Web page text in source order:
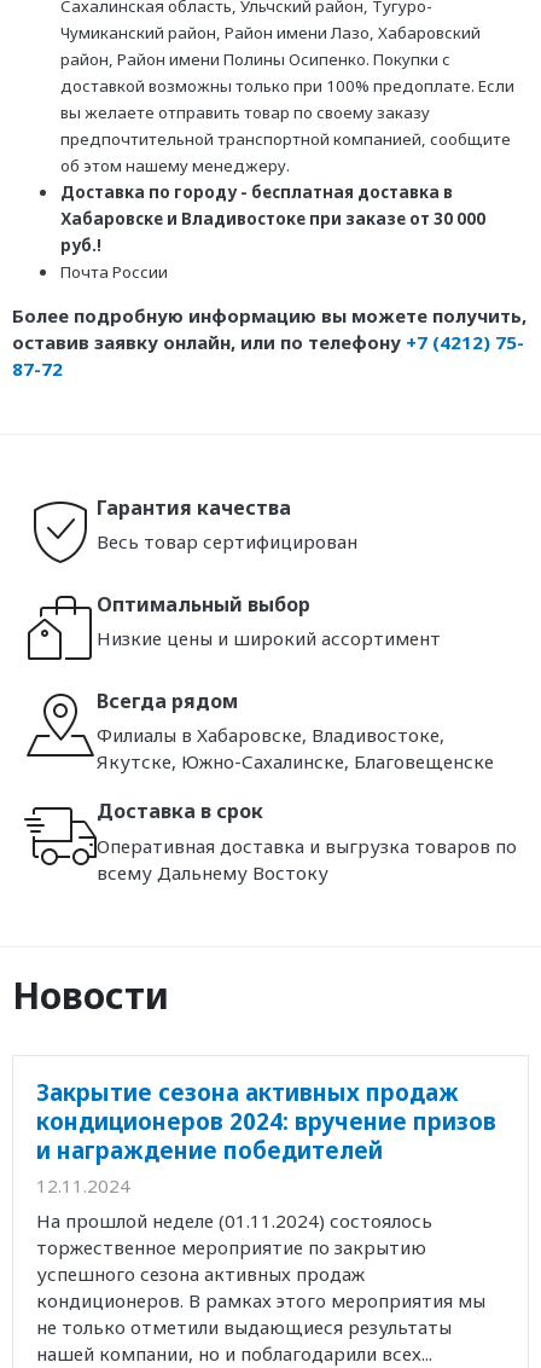
Сахалинская область, Ульчский район, Тугуро-
Чумиканский район, Район имени Лазо, Хабаровский
район, Район имени Полины Осипенко. Покупки с
доставкой возможны только при 100% предоплате. Если
вы желаете отправить товар по своему заказу
предпочтительной транспортной компанией, сообщите
об этом нашему менеджеру.
Доставка по городу - бесплатная доставка в
Хабаровске и Владивостоке при заказе от 30 000
руб.!
Почта России
Более подробную информацию вы можете получить,
оставив заявку онлайн, или по телефону +7 (4212) 75-
87-72
Гарантия качества
Весь товар сертифицирован
Оптимальный выбор
Низкие цены и широкий ассортимент
Всегда рядом
Филиалы в Хабаровске, Владивостоке,
Якутске, Южно-Сахалинске, Благовещенске
Доставка в срок
Оперативная доставка и выгрузка товаров по
всему Дальнему Востоку
Новости
Закрытие сезона активных продаж
кондиционеров 2024: вручение призов
и награждение победителей
12.11.2024
На прошлой неделе (01.11.2024) состоялось
торжественное мероприятие по закрытию
успешного сезона активных продаж
кондиционеров. В рамках этого мероприятия мы
не только отметили выдающиеся результаты
нашей компании, но и поблагодарили всех...